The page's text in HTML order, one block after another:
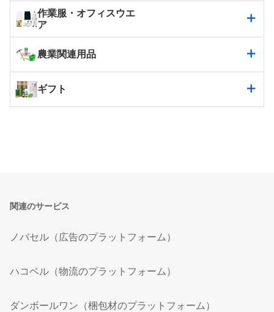
作業服・オフィスウエ
ア
農業関連用品
ギフト
関連のサービス
ノバセル（広告のプラットフォーム）
ハコベル（物流のプラットフォーム）
ダンボールワン（梱包材のプラットフォーム）